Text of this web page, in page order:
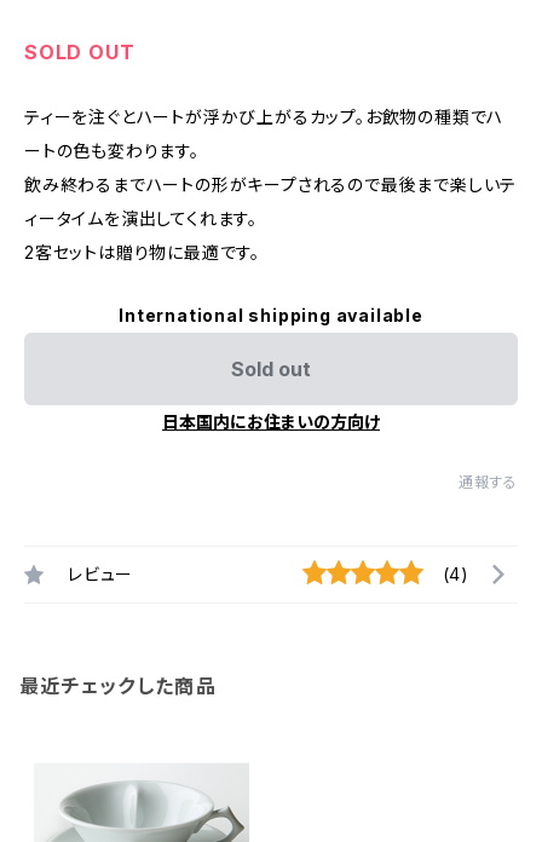
SOLD OUT
ティーを注ぐとハートが浮かび上がるカップ。お飲物の種類でハ
ートの色も変わります。
飲み終わるまでハートの形がキープされるので最後まで楽しいテ
ィータイムを演出してくれます。
2客セットは贈り物に最適です。
International shipping available
Sold out
日本国内にお住まいの方向け
通報する
レビュー (4)
最近チェックした商品